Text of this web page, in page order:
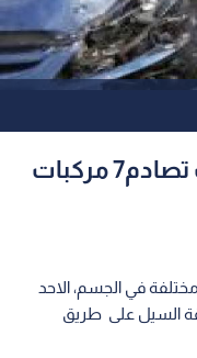
بالصور (4 ) إصابات اثر حادث تصادم7 مركبات
مختلفة في الجسم، الاحد
مركبات بمنطقة السيل على طريق